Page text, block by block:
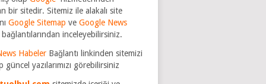
bir sitedir. Sitemiz ile alakalı site
Google Sitemap ve Google News
bağlantılarından inceleyebilirsiniz.
Habeler Bağlantı linkinden sitemizi
güncel yazılarımızı görebilirsiniz